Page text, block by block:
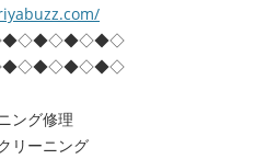
ング修理
リーニング